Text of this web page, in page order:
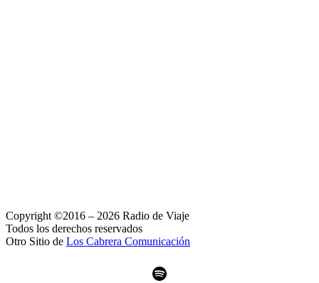
Copyright ©2016 – 2026 Radio de Viaje
Todos los derechos reservados
Otro Sitio de Los Cabrera Comunicación
Spotify